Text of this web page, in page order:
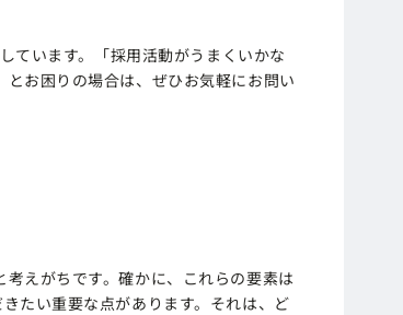
ています。「採用活動がうまくいかな
お困りの場合は、ぜひお気軽にお問い
えがちです。確かに、これらの要素は
たい重要な点があります。それは、ど